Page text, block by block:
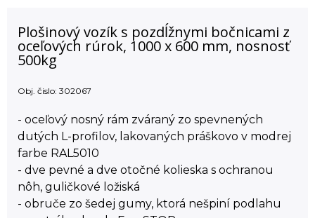
Plošinový vozík s pozdĺžnymi bočnicami z
oceľových rúrok, 1000 x 600 mm, nosnosť
500kg
Obj. čislo: 302067
- oceľový nosný rám zváraný zo spevnených
dutých L-profilov, lakovaných práškovo v modrej
farbe RAL5010
- dve pevné a dve otočné kolieska s ochranou
nôh, guličkové ložiská
- obruče zo šedej gumy, ktorá nešpiní podlahu